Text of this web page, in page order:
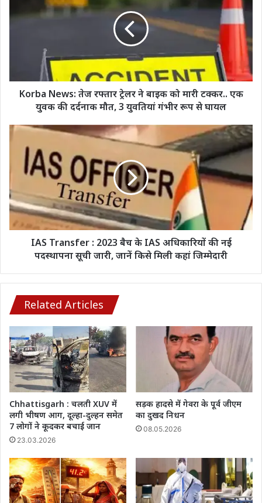
रफ्तार
मारी
टक्कर..
की
युवतियां
गंभीर
रूप
से
घायल
Korba News: तेज रफ्तार ट्रेलर ने बाइक को मारी टक्कर.. एक
युवक की दर्दनाक मौत, 3 युवतियां गंभीर रूप से घायल
IAS
2023
के
IAS
अधिकारियों
की
पदस्थापना
किसे
मिली
कहां
जिम्मेदारी
IAS Transfer : 2023 बैच के IAS अधिकारियों की नई
पदस्थापना सूची जारी, जानें किसे मिली कहां जिम्मेदारी
Related Articles
Chhattisgarh : चलती XUV में
लगी भीषण आग, दूल्हा-दुल्हन समेत
7 लोगों ने कूदकर बचाई जान
23.03.2026
सड़क हादसे में गेवरा के पूर्व जीएम
का दुखद निधन
08.05.2026